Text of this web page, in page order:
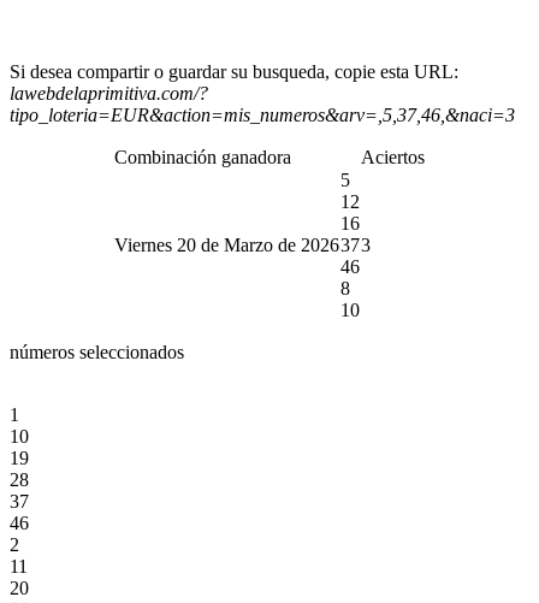
Si desea compartir o guardar su busqueda, copie esta URL:
lawebdelaprimitiva.com/?
tipo_loteria=EUR&action=mis_numeros&arv=,5,37,46,&naci=3
Combinación ganadora Aciertos
Viernes 20 de Marzo de 2026
5
12
16
37
46
8
10
3
números seleccionados
1
10
19
28
37
46
2
11
20